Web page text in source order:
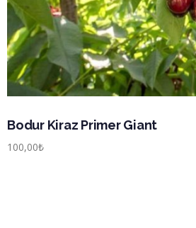
Bodur Kiraz Primer Giant
100,00₺